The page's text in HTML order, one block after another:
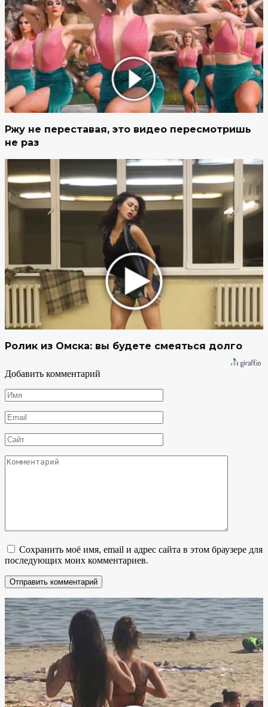
Ржу не переставая, это видео пересмотришь
не раз
Ролик из Омска: вы будете смеяться долго
Добавить комментарий
Имя
*
Email
*
Сайт
Комментарий
Сохранить моё имя, email и адрес сайта в этом браузере для
последующих моих комментариев.